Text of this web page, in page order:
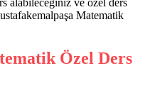
alabileceğiniz ve özel ders
Matematik
Özel Ders